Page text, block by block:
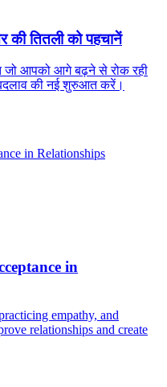
की तितली को पहचानें
जो आपको आगे बढ़ने से रोक रही
की नई शुरुआत करें।
in
empathy, and
relationships and create